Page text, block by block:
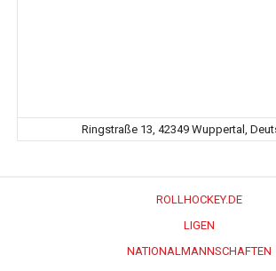
Ringstraße 13, 42349 Wuppertal,
ROLLHOCKEY.DE
LIGEN
NATIONALMANNSCHAFTEN